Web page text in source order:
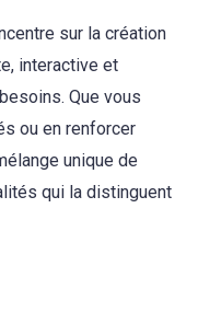
sur la création
interactive et
Que vous
ou en renforcer
unique de
qui la distinguent